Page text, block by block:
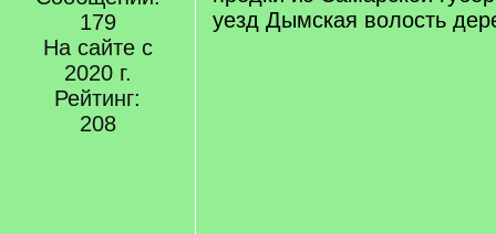
179
На сайте с
2020 г.
Рейтинг:
208
уезд Дымская волость